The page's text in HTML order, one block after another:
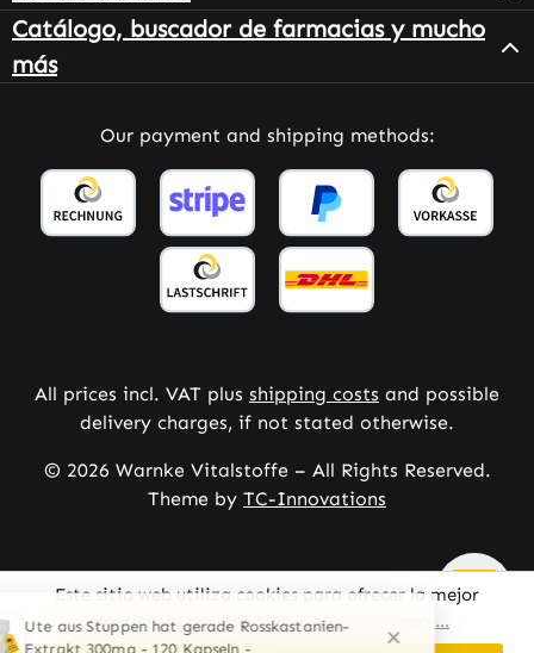
Catálogo, buscador de farmacias y mucho
más
Our payment and shipping methods:
All prices incl. VAT plus shipping costs and possible
delivery charges, if not stated otherwise.
© 2026 Warnke Vitalstoffe – All Rights Reserved.
Theme by TC-Innovations
Este sitio web utiliza cookies para ofrecer la mejor
experiencia posible.Mehr Informationen ...